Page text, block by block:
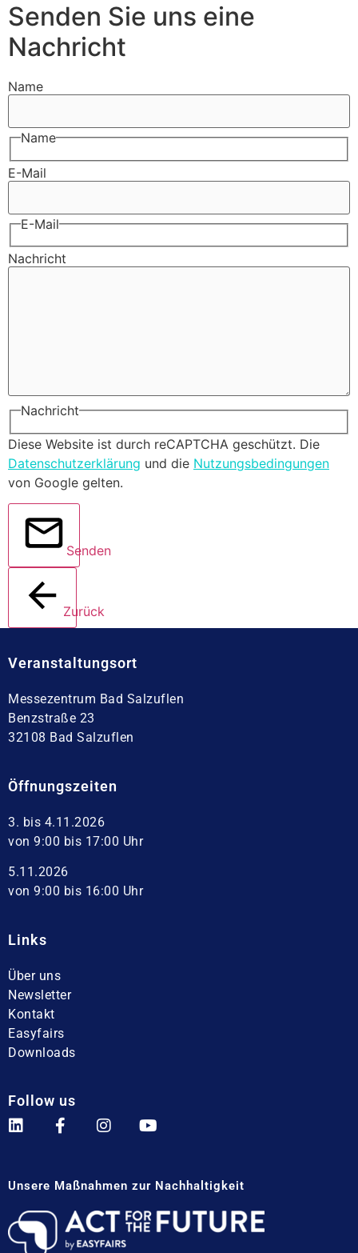
Senden Sie uns eine
Nachricht
Name
Name
E-Mail
E-Mail
Nachricht
Nachricht
Diese Website ist durch reCAPTCHA geschützt. Die
Datenschutzerklärung und die Nutzungsbedingungen
von Google gelten.
Senden
Zurück
Veranstaltungsort
Messezentrum Bad Salzuflen
Benzstraße 23
32108 Bad Salzuflen
Öffnungszeiten
3. bis 4.11.2026
von 9:00 bis 17:00 Uhr
5.11.2026
von 9:00 bis 16:00 Uhr
Links
Über uns
Newsletter
Kontakt
Easyfairs
Downloads
Follow us
Unsere Maßnahmen zur Nachhaltigkeit